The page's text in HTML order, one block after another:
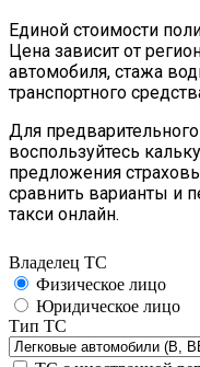
Единой стоимости
Цена зависит от
автомобиля, стажа
транспортного
Для
воспользуйтесь
предложения
сравнить варианты и
такси онлайн.